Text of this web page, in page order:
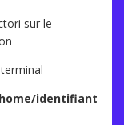
sur le
identifiant